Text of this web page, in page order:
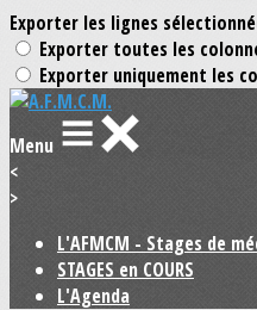
Exporter les lignes
Exporter toutes les
Exporter uniquement les
Menu
<
>
L'AFMCM - Stages de
STAGES en COURS
L'Agenda